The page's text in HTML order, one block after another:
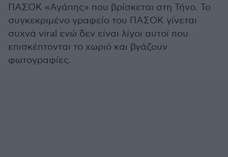
ΠΑΣΟΚ «Αγάπης» που βρίσκεται στη Τήνο. Το
συγκεκριμένο γραφείο του ΠΑΣΟΚ γίνεται
συχνά viral ενώ δεν είναι λίγοι αυτοί που
επισκέπτονται το χωριό και βγάζουν
φωτογραφίες.